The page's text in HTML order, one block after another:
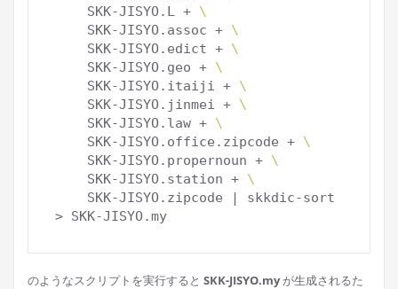
    SKK-JISYO.L +
\
    SKK-JISYO.assoc +
\
    SKK-JISYO.edict +
\
    SKK-JISYO.geo +
\
    SKK-JISYO.itaiji +
\
    SKK-JISYO.jinmei +
\
    SKK-JISYO.law +
\
    SKK-JISYO.office.zipcode +
\
    SKK-JISYO.propernoun +
\
    SKK-JISYO.station +
\
のようなスクリプトを実行すると SKK-JISYO.myが生成されるた